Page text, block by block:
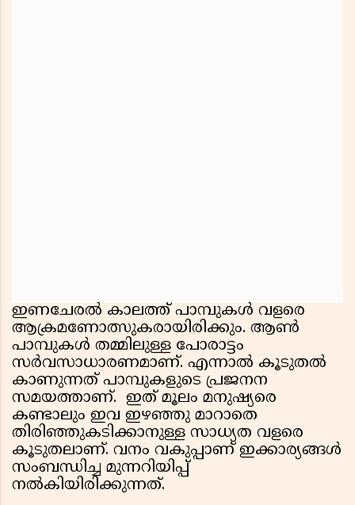
ഇണചേരൽ കാലത്ത് പാമ്പുകൾ വളരെ
ആക്രമണോത്സുകരായിരിക്കും. ആൺ
പാമ്പുകൾ തമ്മിലുള്ള പോരാട്ടം
സർവസാധാരണമാണ്. എന്നാൽ കൂടുതല്‍
കാണുന്നത് പാമ്പുകളുടെ പ്രജനന
സമയത്താണ്. ഇത് മൂലം മനുഷ്യരെ
കണ്ടാലും ഇവ ഇഴഞ്ഞു മാറാതെ
തിരിഞ്ഞുകടിക്കാനുള്ള സാധ്യത വളരെ
കൂടുതലാണ്. വനം വകുപ്പാണ് ഇക്കാര്യങ്ങള്‍
സംബന്ധിച്ച മുന്നറിയിപ്പ്
നല്‍കിയിരിക്കുന്നത്.